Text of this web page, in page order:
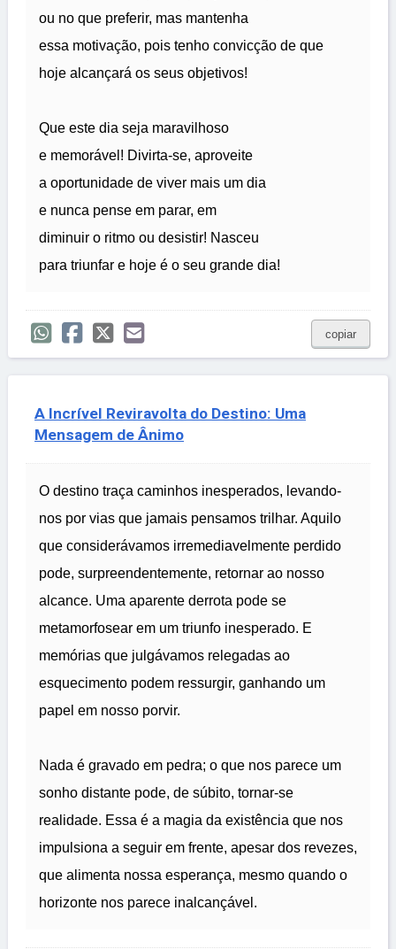
ou no que preferir, mas mantenha
essa motivação, pois tenho convicção de que
hoje alcançará os seus objetivos!
Que este dia seja maravilhoso
e memorável! Divirta-se, aproveite
a oportunidade de viver mais um dia
e nunca pense em parar, em
diminuir o ritmo ou desistir! Nasceu
para triunfar e hoje é o seu grande dia!
copiar
A Incrível Reviravolta do Destino: Uma
Mensagem de Ânimo
O destino traça caminhos inesperados, levando-
nos por vias que jamais pensamos trilhar. Aquilo
que considerávamos irremediavelmente perdido
pode, surpreendentemente, retornar ao nosso
alcance. Uma aparente derrota pode se
metamorfosear em um triunfo inesperado. E
memórias que julgávamos relegadas ao
esquecimento podem ressurgir, ganhando um
papel em nosso porvir.
Nada é gravado em pedra; o que nos parece um
sonho distante pode, de súbito, tornar-se
realidade. Essa é a magia da existência que nos
impulsiona a seguir em frente, apesar dos revezes,
que alimenta nossa esperança, mesmo quando o
horizonte nos parece inalcançável.